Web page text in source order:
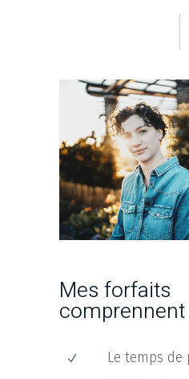
Mes forfaits
comprennent
Le temps de